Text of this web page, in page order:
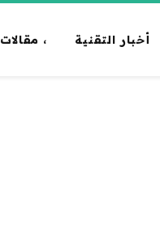
أخبار التقنية ، مقالات